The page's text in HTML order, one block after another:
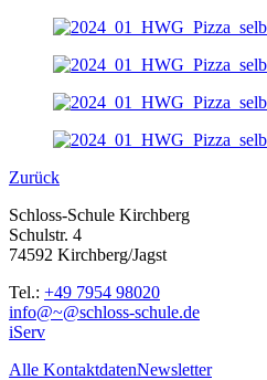
Zurück
Schloss-Schule Kirchberg
Schulstr. 4
74592 Kirchberg/Jagst
Tel.: +49 7954 98020
info@~@schloss-schule.de
iServ
Alle KontaktdatenNewsletter